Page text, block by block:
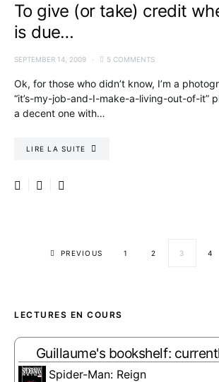
To give (or take) credit
is due…
SEPTEMBER 14, 2009 5 COMMENTS
Ok, for those who didn’t know, I’m a
“it’s-my-job-and-I-make-a-living-out-of-it”
a decent one with…
LIRE LA SUITE
PREVIOUS 1 2 3 4
LECTURES EN COURS
Guillaume's bookshelf:
Spider-Man: Reign